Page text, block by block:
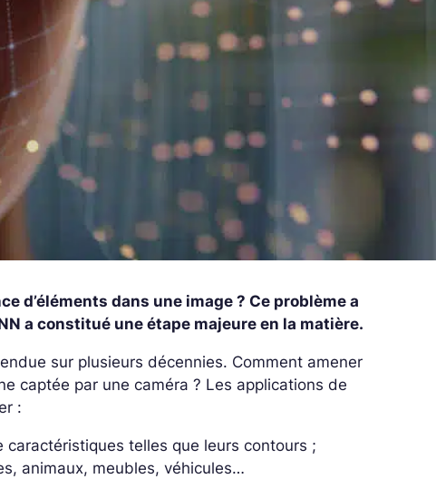
d’éléments dans une image ? Ce problème a
a constitué une étape majeure en la matière.
sur plusieurs décennies. Comment amener
captée par une caméra ? Les applications de
:
telles que leurs contours ;
animaux, meubles, véhicules…